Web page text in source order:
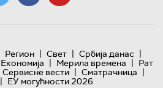
Регион | Свет | Србија данас |
Економија | Мерила времена | Рат
Сервисне вести | Сматрачница |
| ЕУ могућности 2026